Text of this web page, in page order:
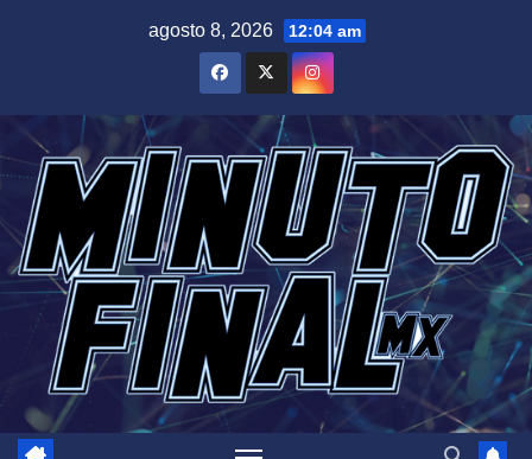
agosto 8, 2026 12:04 am